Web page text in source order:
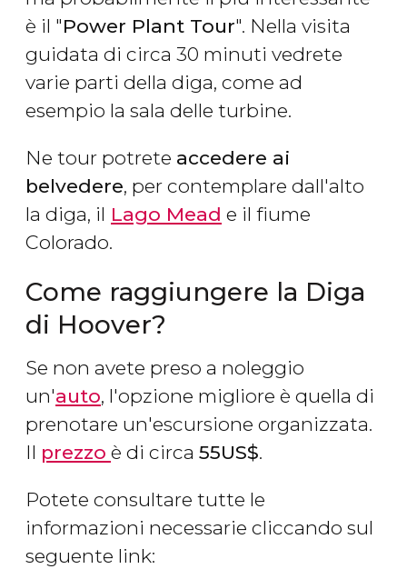
è il "Power Plant Tour". Nella visita
guidata di circa 30 minuti vedrete
varie parti della diga, come ad
esempio la sala delle turbine.
Ne tour potrete accedere ai
belvedere, per contemplare dall'alto
la diga, il Lago Mead e il fiume
Colorado.
Come raggiungere la Diga
di Hoover?
Se non avete preso a noleggio
un'auto, l'opzione migliore è quella di
prenotare un'escursione organizzata.
Il prezzo è di circa 55US$.
Potete consultare tutte le
informazioni necessarie cliccando sul
seguente link: